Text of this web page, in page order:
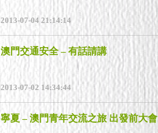
2013-07-04 21:14:14
澳門交通安全 – 有話請講
2013-07-02 14:34:44
寧夏 – 澳門青年交流之旅 出發前大會